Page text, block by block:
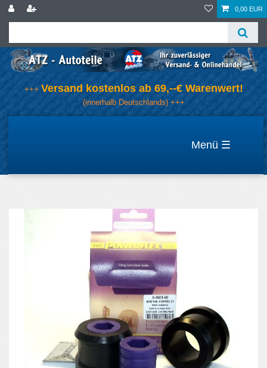
0,00 EUR
+++ Versand kostenlos ab 69,--€ Warenwert!
(innerhalb Deutschlands) +++
☰